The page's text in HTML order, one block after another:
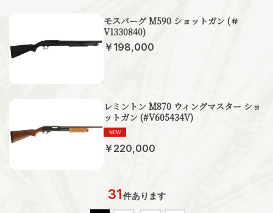
モスバーグ M590 ショットガン (＃
V1330840)
￥198,000
レミントン M870 ウィングマスター ショ
ットガン (#V605434V)
￥220,000
31件あります